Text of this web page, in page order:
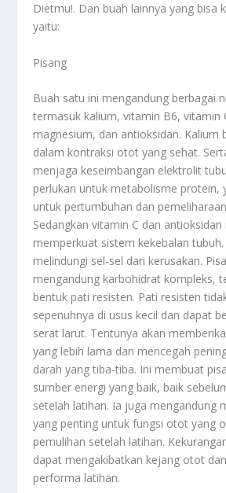
Dietmu!. Dan buah lainnya yang bisa
yaitu:
Pisang
Buah satu ini mengandung berbagai
termasuk kalium, vitamin B6, vitamin
magnesium, dan antioksidan. Kalium
dalam kontraksi otot yang sehat.
menjaga keseimbangan elektrolit
perlukan untuk metabolisme protein,
untuk pertumbuhan dan
Sedangkan vitamin C dan
memperkuat sistem kekebalan
melindungi sel-sel dari kerusakan.
mengandung karbohidrat kompleks,
bentuk pati resisten. Pati resisten
sepenuhnya di usus kecil dan dapat
serat larut. Tentunya akan
yang lebih lama dan mencegah
darah yang tiba-tiba. Ini membuat
sumber energi yang baik, baik
setelah latihan. Ia juga mengandung
yang penting untuk fungsi otot yang
pemulihan setelah latihan.
dapat mengakibatkan kejang otot
performa latihan.